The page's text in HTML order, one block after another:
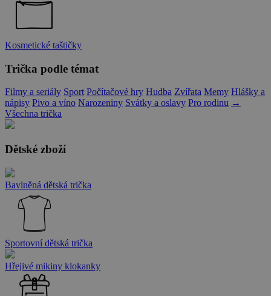
Kosmetické taštičky
Trička podle témat
Filmy a seriály Sport Počítačové hry Hudba Zvířata Memy Hlášky a
nápisy Pivo a víno Narozeniny Svátky a oslavy Pro rodinu →
Všechna trička
Dětské zboží
Bavlněná dětská trička
Sportovní dětská trička
Hřejivé mikiny klokanky